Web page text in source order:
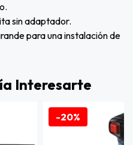
sin adaptador.
para una instalación de
Interesarte
-20%